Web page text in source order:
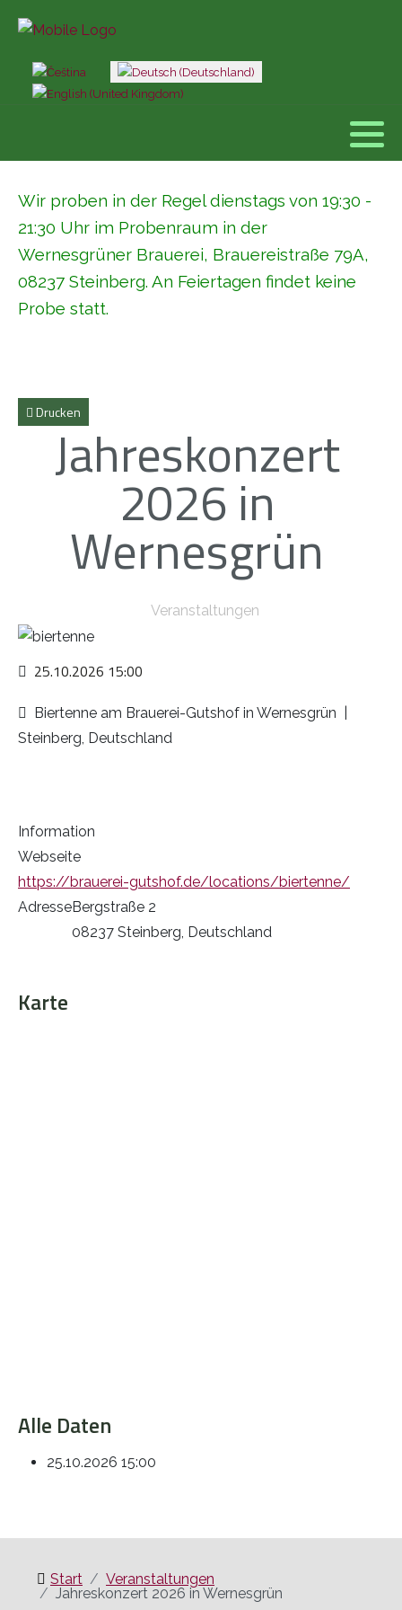
Sprache auswählen
Wir proben in der Regel dienstags von 19:30 -
21:30 Uhr im Probenraum in der
Wernesgrüner Brauerei, Brauereistraße 79A,
08237 Steinberg. An Feiertagen findet keine
Probe statt.
Drucken
Jahreskonzert
2026 in
Wernesgrün
Veranstaltungen
25.10.2026 15:00
Biertenne am Brauerei-Gutshof in Wernesgrün
Steinberg, Deutschland
Information
Webseite
https://brauerei-gutshof.de/locations/biertenne/
AdresseBergstraße 2
08237 Steinberg, Deutschland
Karte
Alle Daten
25.10.2026 15:00
Start
Veranstaltungen
Jahreskonzert 2026 in Wernesgrün